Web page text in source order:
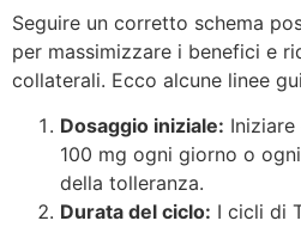
Seguire un corretto schema
per massimizzare i benefici e
collaterali. Ecco alcune linee
Dosaggio iniziale:
100 mg ogni giorno o
della tolleranza.
Durata del ciclo: I cicli di